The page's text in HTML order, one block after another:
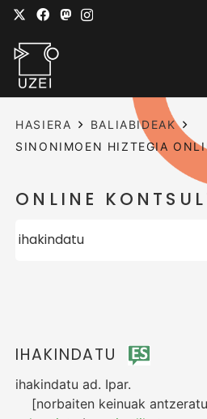
HASIERA
BALIABIDEAK
SINONIMOEN HIZTEGIA
ONLINE
IHAKINDATU
ihakindatu ad. Ipar.
[norbaiten keinuak